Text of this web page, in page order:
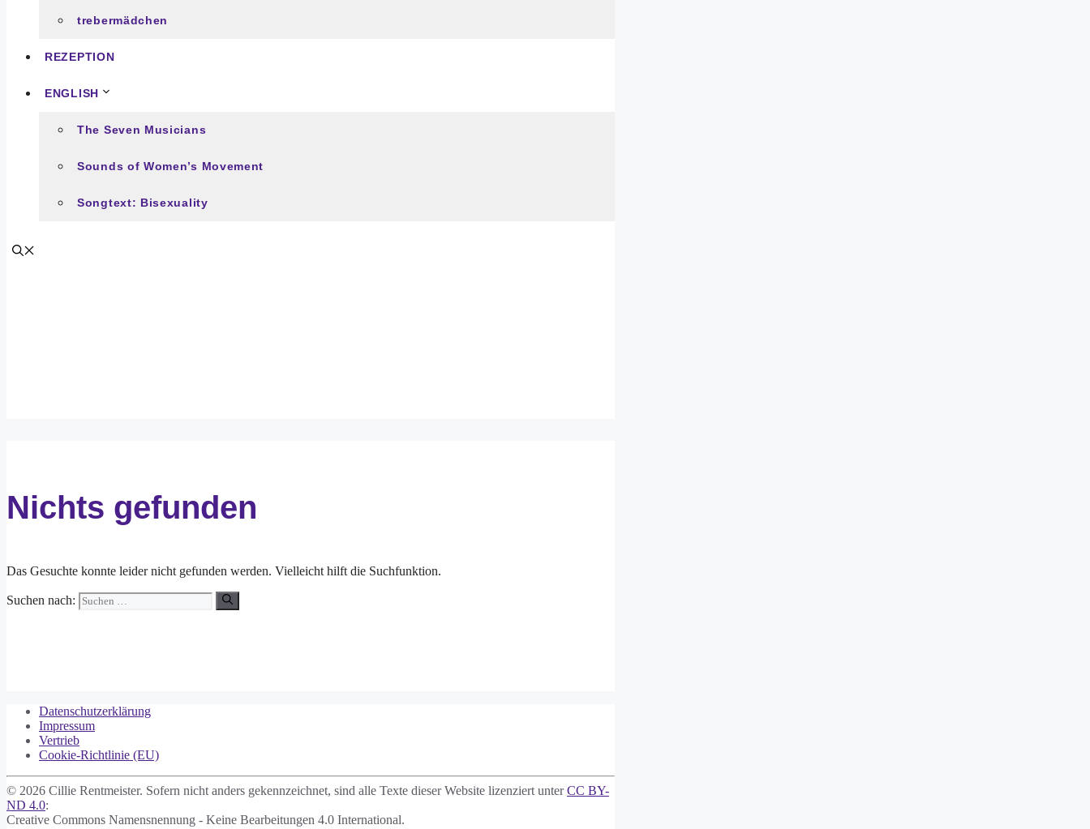
trebermädchen
REZEPTION
ENGLISH
The Seven Musicians
Sounds of Women’s Movement
Songtext: Bisexuality
Nichts gefunden
Das Gesuchte konnte leider nicht gefunden werden. Vielleicht hilft die Suchfunktion.
Suchen nach:
Datenschutzerklärung
Impressum
Vertrieb
Cookie-Richtlinie (EU)
© 2026 Cillie Rentmeister. Sofern nicht anders gekennzeichnet, sind alle Texte dieser Website lizenziert unterCC BY-
ND 4.0:
Creative Commons Namensnennung - Keine Bearbeitungen 4.0 International.